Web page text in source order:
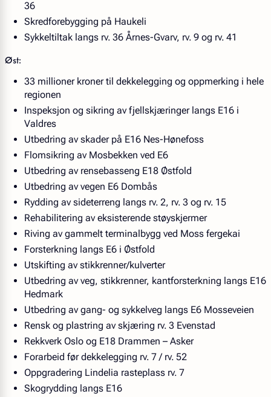
36
Skredforebygging på Haukeli
Sykkeltiltak langs rv. 36 Årnes-Gvarv, rv. 9 og rv. 41
Øst:
33 millioner kroner til dekkelegging og oppmerking i hele
regionen
Inspeksjon og sikring av fjellskjæringer langs E16 i
Valdres
Utbedring av skader på E16 Nes-Hønefoss
Flomsikring av Mosbekken ved E6
Utbedring av rensebasseng E18 Østfold
Utbedring av vegen E6 Dombås
Rydding av sideterreng langs rv. 2, rv. 3 og rv. 15
Rehabilitering av eksisterende støyskjermer
Riving av gammelt terminalbygg ved Moss fergekai
Forsterkning langs E6 i Østfold
Utskifting av stikkrenner/kulverter
Utbedring av veg, stikkrenner, kantforsterkning langs E16
Hedmark
Utbedring av gang- og sykkelveg langs E6 Mosseveien
Rensk og plastring av skjæring rv. 3 Evenstad
Rekkverk Oslo og E18 Drammen – Asker
Forarbeid før dekkelegging rv. 7 / rv. 52
Oppgradering Lindelia rasteplass rv. 7
Skogrydding langs E16